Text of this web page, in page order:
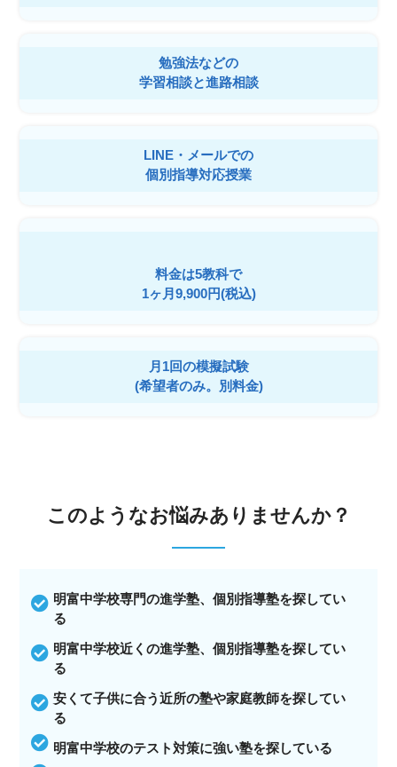
勉強法などの
学習相談と進路相談
LINE・メールでの
個別指導対応授業
料金は5教科で
1ヶ月9,900円(税込)
月1回の模擬試験
(希望者のみ。別料金)
このようなお悩みありませんか？
明富中学校専門の進学塾、個別指導塾を探してい
る
明富中学校近くの進学塾、個別指導塾を探してい
る
安くて子供に合う近所の塾や家庭教師を探してい
る
明富中学校のテスト対策に強い塾を探している